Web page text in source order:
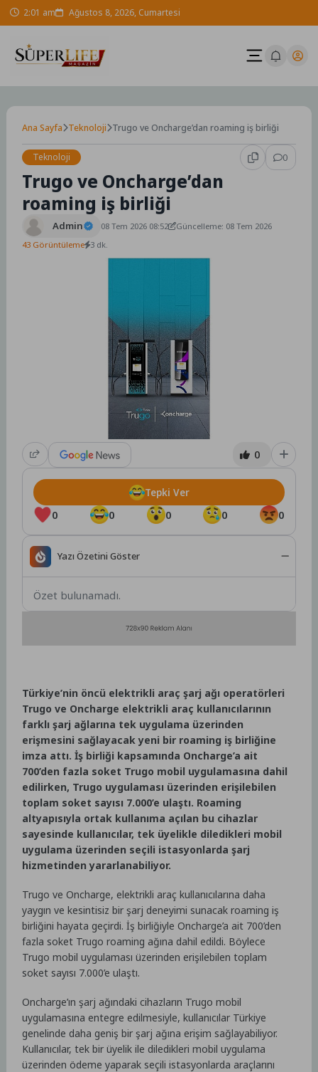
Skip 2:01 am Ağustos 8, 2026, Cumartesi
Ana Sayfa Teknoloji Trugo ve Oncharge’dan roaming iş birliği
Teknoloji 0
Trugo ve Oncharge’dan
roaming iş birliği
Admin 08 Tem 2026 08:52
Güncelleme: 08 Tem 2026
43 Görüntüleme 3 dk.
0
0 0 0 0 0
Tepki Ver
Yazı Özetini Göster
Özet bulunamadı.
Türkiye’nin öncü elektrikli araç şarj ağı operatörleri
Trugo ve Oncharge elektrikli araç kullanıcılarının
farklı şarj ağlarına tek uygulama üzerinden
erişmesini sağlayacak yeni bir roaming iş birliğine
imza attı. İş birliği kapsamında Oncharge’a ait
700’den fazla soket Trugo mobil uygulamasına dahil
edilirken, Trugo uygulaması üzerinden erişilebilen
toplam soket sayısı 7.000’e ulaştı. Roaming
altyapısıyla ortak kullanıma açılan bu cihazlar
sayesinde kullanıcılar, tek üyelikle diledikleri mobil
uygulama üzerinden seçili istasyonlarda şarj
hizmetinden yararlanabiliyor.
Trugo ve Oncharge, elektrikli araç kullanıcılarına daha
yaygın ve kesintisiz bir şarj deneyimi sunacak roaming iş
birliğini hayata geçirdi. İş birliğiyle Oncharge’a ait 700’den
fazla soket Trugo roaming ağına dahil edildi. Böylece
Trugo mobil uygulaması üzerinden erişilebilen toplam
soket sayısı 7.000’e ulaştı.
Oncharge’ın şarj ağındaki cihazların Trugo mobil
uygulamasına entegre edilmesiyle, kullanıcılar Türkiye
genelinde daha geniş bir şarj ağına erişim sağlayabiliyor.
Kullanıcılar, tek bir üyelik ile diledikleri mobil uygulama
üzerinden ödeme yaparak seçili istasyonlarda araçlarını